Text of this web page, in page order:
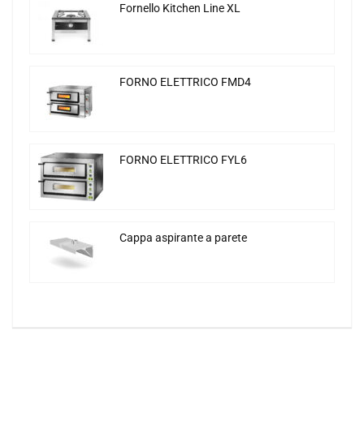
Fornello Kitchen Line XL
FORNO ELETTRICO FMD4
FORNO ELETTRICO FYL6
Cappa aspirante a parete